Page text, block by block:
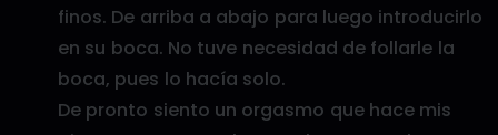
finos. De arriba a abajo para luego introducirlo
en su boca. No tuve necesidad de follarle la
boca, pues lo hacía solo.
De pronto siento un orgasmo que hace mis